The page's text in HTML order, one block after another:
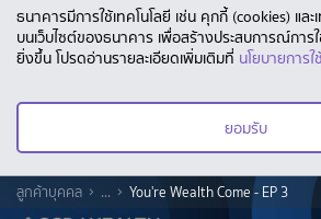
ธนาคารมีการใช้เทคโนโลยี เช่น คุกกี้ (cookies) แล
บนเว็บไซต์ของธนาคาร เพื่อสร้างประสบการณ์การ
ยิ่งขึ้น โปรดอ่านรายละเอียดเพิ่มเติมที่ นโยบายการ
ยอมรับ
ลูกค้าบุคคล ... You're Wealth Come - EP 3